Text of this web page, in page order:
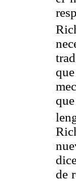
de